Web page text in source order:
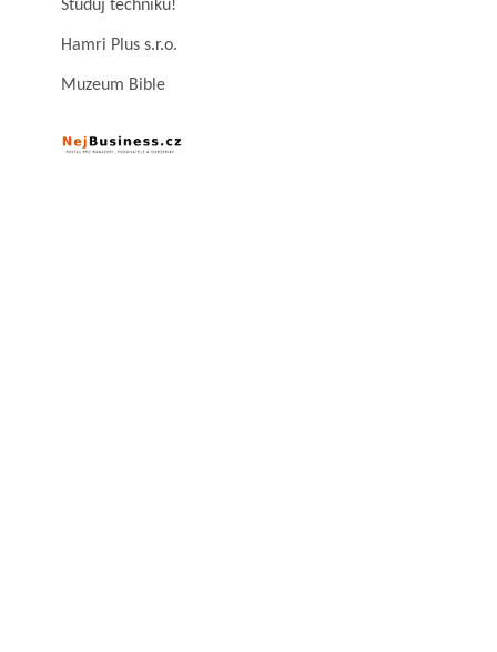
Studuj techniku!
Hamri Plus s.r.o.
Muzeum Bible